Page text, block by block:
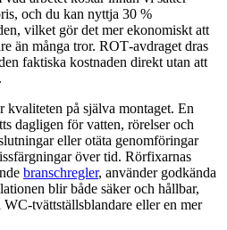
och du kan nyttja 30 %
vilket gör det mer ekonomiskt att
än många tror. ROT‑avdraget dras
faktiska kostnaden direkt utan att
på själva montaget. En
dagligen för vatten, rörelser och
eller otäta genomföringar
över tid. Rörfixarnas
branschregler, använder godkända
blir både säker och hållbar,
eller en mer